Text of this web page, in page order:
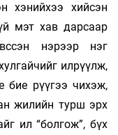
хэнийхээ хийсэн
мэт хав дарсаар
нэрээр нэг
илрүүлж,
бие рүүгээ чихэж,
жилийн турш эрх
ил “болгож”, бүх